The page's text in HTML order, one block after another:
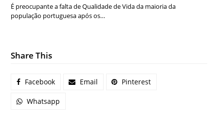
É preocupante a falta de Qualidade de Vida da maioria da
população portuguesa após os…
Share This
Facebook Email Pinterest
Whatsapp